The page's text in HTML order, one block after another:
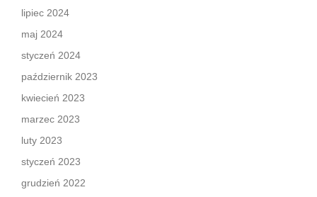
lipiec 2024
maj 2024
styczeń 2024
październik 2023
kwiecień 2023
marzec 2023
luty 2023
styczeń 2023
grudzień 2022